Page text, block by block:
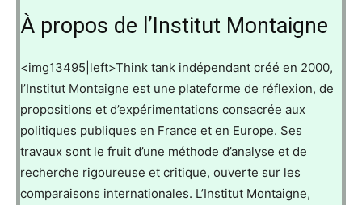
À propos de l’Institut Montaigne
<img13495|left>Think tank indépendant créé en 2000,
l’Institut Montaigne est une plateforme de réflexion, de
propositions et d’expérimentations consacrée aux
politiques publiques en France et en Europe. Ses
travaux sont le fruit d’une méthode d’analyse et de
recherche rigoureuse et critique, ouverte sur les
comparaisons internationales. L’Institut Montaigne,